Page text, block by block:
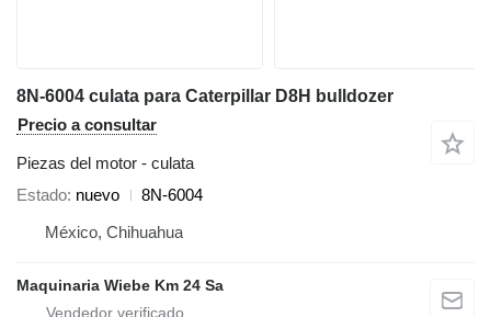
8N-6004 culata para Caterpillar D8H bulldozer
Precio a consultar
Piezas del motor - culata
Estado nuevo
8N-6004
México, Chihuahua
Maquinaria Wiebe Km 24 Sa